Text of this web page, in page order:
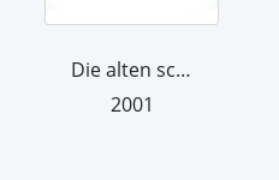
Die alten schweren Bäume
2001